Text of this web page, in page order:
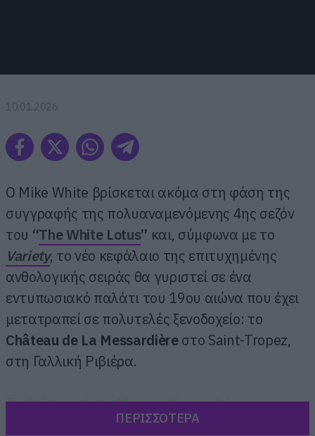
10.01.2026
Ο Mike White βρίσκεται ακόμα στη φάση της
συγγραφής της πολυαναμενόμενης 4ης σεζόν
του “The White Lotus” και, σύμφωνα με το
Variety, το νέο κεφάλαιο της επιτυχημένης
ανθολογικής σειράς θα γυριστεί σε ένα
εντυπωσιακό παλάτι του 19ου αιώνα που έχει
μετατραπεί σε πολυτελές ξενοδοχείο: το
Château de La Messardièreστο Saint-Tropez,
στη Γαλλική Ριβιέρα.
Το Château de La Messardière απλώνεται σε
έκταση 32 στρεμμάτων, ανάμεσα σε πεύκα,
ΠΕΡΙΣΣΟΤΕΡΑ